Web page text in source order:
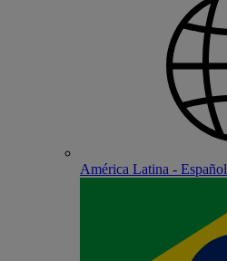
América Latina - Español